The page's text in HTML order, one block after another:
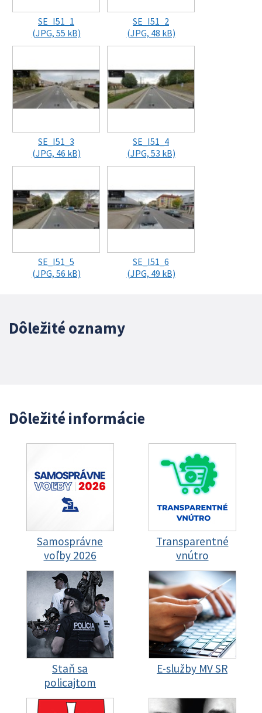
SE_I51_1
(JPG, 55 kB)
SE_I51_2
(JPG, 48 kB)
SE_I51_3
(JPG, 46 kB)
SE_I51_4
(JPG, 53 kB)
SE_I51_5
(JPG, 56 kB)
SE_I51_6
(JPG, 49 kB)
Dôležité oznamy
Dôležité informácie
Samosprávne
voľby 2026
Transparentné
vnútro
Staň sa
policajtom
E-služby MV SR